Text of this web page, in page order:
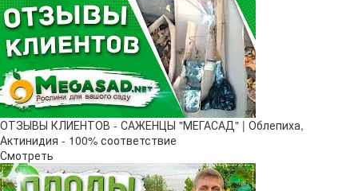
ОТЗЫВЫ КЛИЕНТОВ - САЖЕНЦЫ "МЕГАСАД" | Облепиха,
Актинидия - 100% соответствие
Смотреть